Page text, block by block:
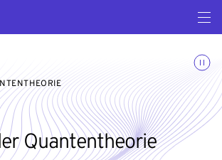
Menü
Quantentheorie